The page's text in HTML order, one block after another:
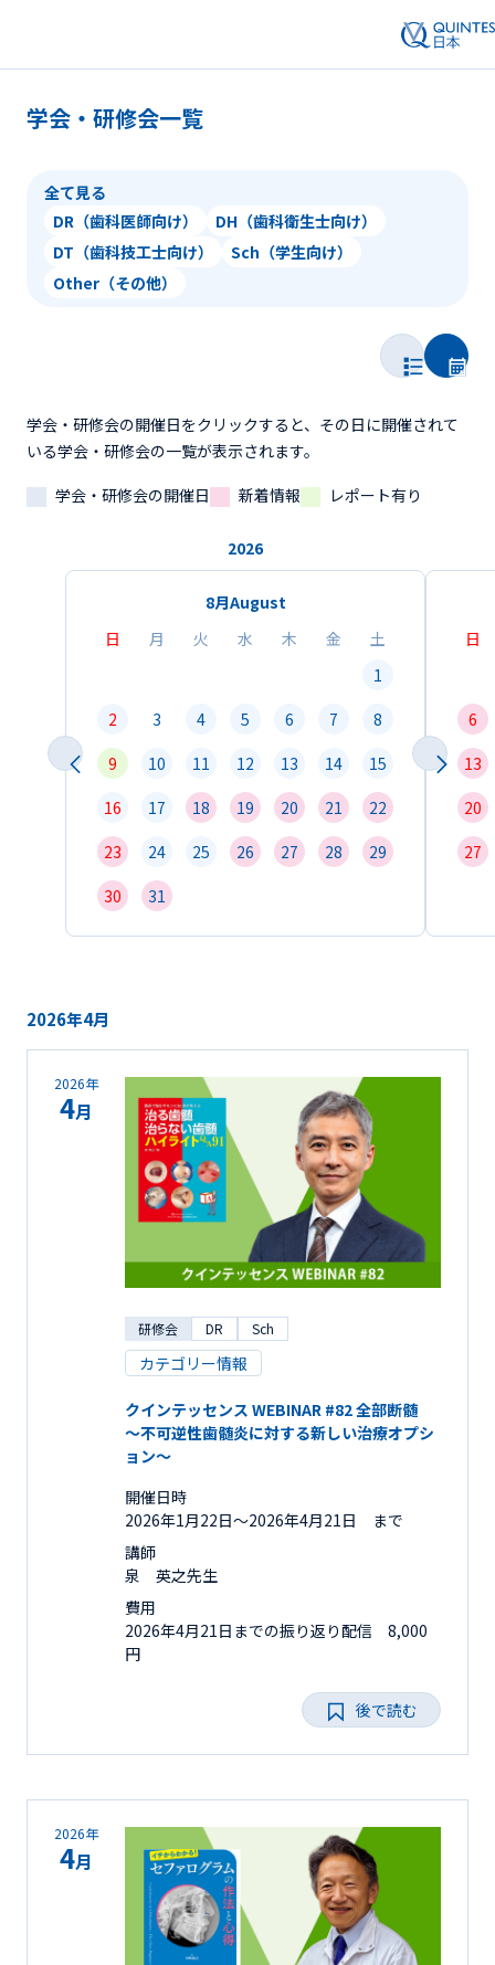
学会・研修会一覧
全て見る
DR（歯科医師向け）
DH（歯科衛生士向け）
DT（歯科技工士向け）
Sch（学生向け）
Other（その他）
学会・研修会の開催日をクリックすると、その日に開催されて
いる学会・研修会の一覧が表示されます。
学会・研修会の開催日
新着情報 レポート有り
2026
8月August
日
月 火 水 木 金
土
1
2
3 4 5 6 7
8
9
10 11 12 13 14
15
16
17 18 19 20 21
22
23
24 25 26 27 28
29
30
31
日
6
13
20
27
2026年4月
2026年
4月
研修会 DR Sch
カテゴリー情報
クインテッセンス WEBINAR #82 全部断髄
～不可逆性歯髄炎に対する新しい治療オプシ
ョン～
開催日時
2026年1月22日〜2026年4月21日 まで
講師
泉 英之先生
費用
2026年4月21日までの振り返り配信 8,000
円
後で読む
2026年
4月